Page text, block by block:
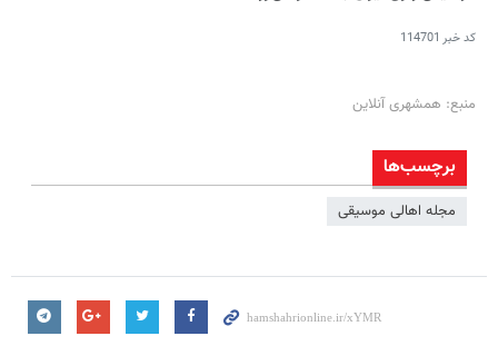
کد خبر 114701
منبع: همشهری آنلاین
برچسب‌ها
مجله اهالی موسیقی